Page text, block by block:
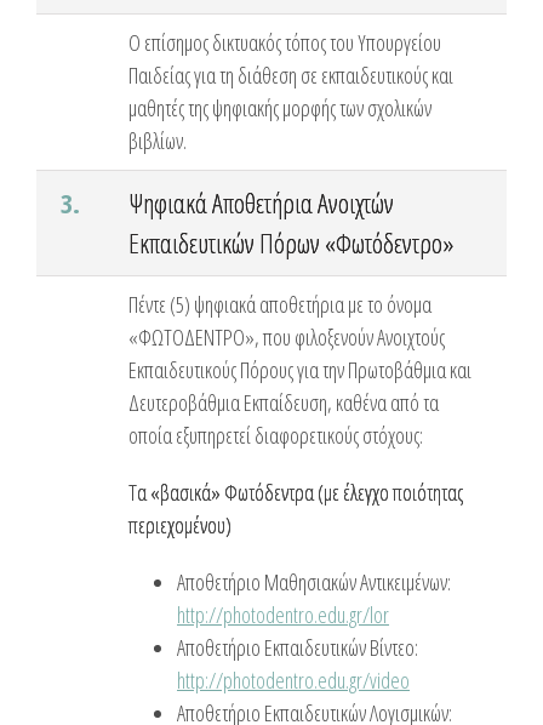
O επίσημος δικτυακός τόπος του Υπουργείου
Παιδείας για τη διάθεση σε εκπαιδευτικούς και
μαθητές της ψηφιακής μορφής των σχολικών
βιβλίων.
3.
Ψηφιακά Αποθετήρια Ανοιχτών
Εκπαιδευτικών Πόρων «Φωτόδεντρο»
Πέντε (5) ψηφιακά αποθετήρια με το όνομα
«ΦΩΤΟΔΕΝΤΡΟ», που φιλοξενούν Ανοιχτούς
Εκπαιδευτικούς Πόρους για την Πρωτοβάθμια και
Δευτεροβάθμια Εκπαίδευση, καθένα από τα
οποία εξυπηρετεί διαφορετικούς στόχους:
Τα «βασικά» Φωτόδεντρα (με έλεγχο ποιότητας
περιεχομένου)
Αποθετήριο Μαθησιακών Αντικειμένων:
http://photodentro.edu.gr/lor
Αποθετήριο Εκπαιδευτικών Βίντεο:
http://photodentro.edu.gr/video
Αποθετήριο Εκπαιδευτικών Λογισμικών: